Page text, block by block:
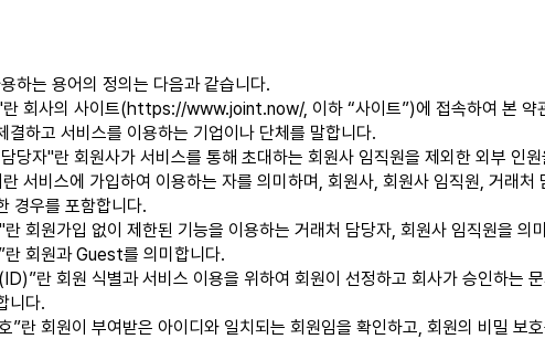
하는 용어의 정의는 다음과 같습니다.
회사의 사이트(https://www.joint.now/, 이하 “사이트”)에 접속하여 본 약
결하고 서비스를 이용하는 기업이나 단체를 말합니다.
당자"란 회원사가 서비스를 통해 초대하는 회원사 임직원을 제외한 외부 인
서비스에 가입하여 이용하는 자를 의미하며, 회원사, 회원사 임직원, 거래처
경우를 포함합니다.
회원가입 없이 제한된 기능을 이용하는 거래처 담당자, 회원사 임직원을 의
란 회원과 Guest를 의미합니다.
란 회원 식별과 서비스 이용을 위하여 회원이 선정하고 회사가 승인하는
니다.
”란 회원이 부여받은 아이디와 일치되는 회원임을 확인하고, 회원의 비밀 보